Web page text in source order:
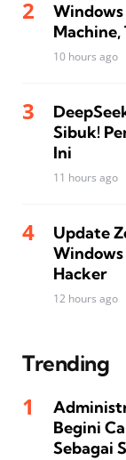
Windows
Machine,
10 hours ago
Sibuk!
Ini
11 hours ago
Update
Hacker
12 hours ago
Trending
Begini
Sebagai